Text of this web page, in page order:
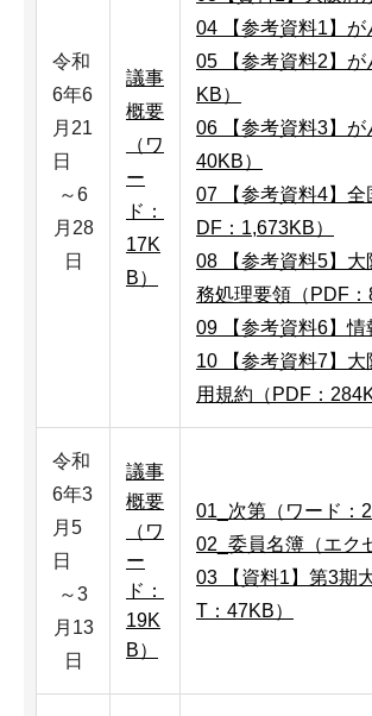
令和
6年6
月21
日
～6
月28
日
議事
概要
（ワ
ー
ド：
17K
B）
04 【参考資料1】
05 【参考資料2】
KB）
06 【参考資料3】
40KB）
07 【参考資料4】
DF：1,673KB）
08 【参考資料5】
務処理要領（PDF：
09 【参考資料6】
10 【参考資料7】
用規約（PDF：
令和
6年3
月5
日
～3
月13
日
議事
概要
（ワ
ー
ド：
19K
B）
01_次第（ワード：
02_委員名簿（エク
03 【資料1】第3期
T：47KB）